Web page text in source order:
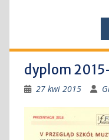
dyplom
27 kwi 2015